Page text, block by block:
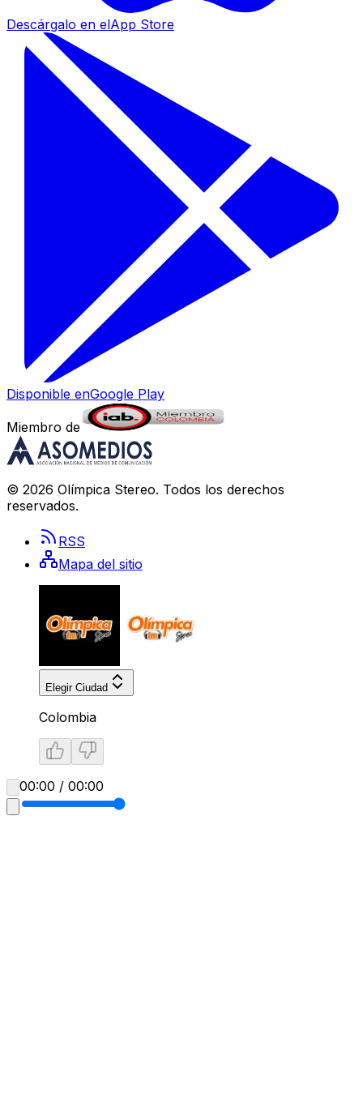
Descárgalo en elApp Store
Disponible enGoogle Play
Miembro de
© 2026 Olímpica Stereo. Todos los derechos
reservados.
RSS
Mapa del sitio
Elegir Ciudad
Colombia
00:00 / 00:00